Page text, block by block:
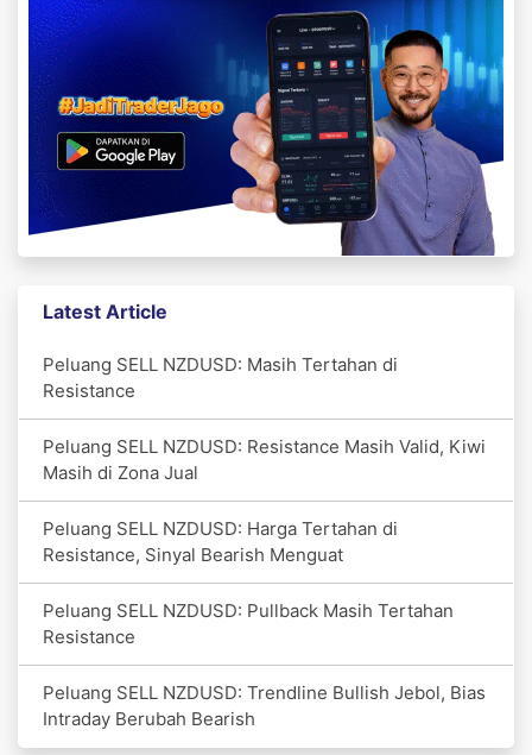
Latest Article
Peluang SELL NZDUSD: Masih Tertahan di
Resistance
Peluang SELL NZDUSD: Resistance Masih Valid, Kiwi
Masih di Zona Jual
Peluang SELL NZDUSD: Harga Tertahan di
Resistance, Sinyal Bearish Menguat
Peluang SELL NZDUSD: Pullback Masih Tertahan
Resistance
Peluang SELL NZDUSD: Trendline Bullish Jebol, Bias
Intraday Berubah Bearish